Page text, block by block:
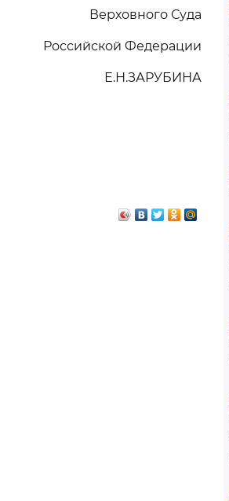
Верховного Суда
Российской Федерации
Е.Н.ЗАРУБИНА